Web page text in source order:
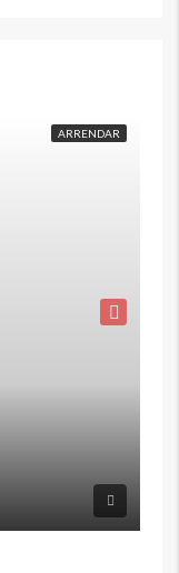
ARRENDAR